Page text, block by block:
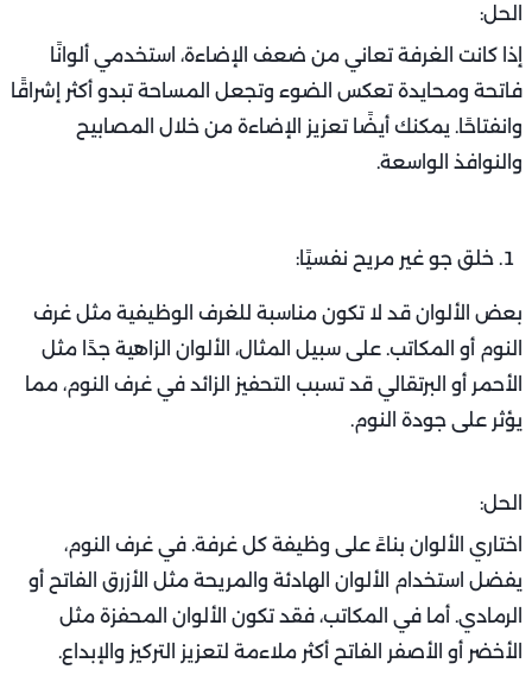
الحل:
إذا كانت الغرفة تعاني من ضعف الإضاءة، استخدمي ألوانًا
فاتحة ومحايدة تعكس الضوء وتجعل المساحة تبدو أكثر إشراقًا
وانفتاحًا. يمكنك أيضًا تعزيز الإضاءة من خلال المصابيح
والنوافذ الواسعة.
خلق جو غير مريح نفسيًا:
بعض الألوان قد لا تكون مناسبة للغرف الوظيفية مثل غرف
النوم أو المكاتب. على سبيل المثال، الألوان الزاهية جدًا مثل
الأحمر أو البرتقالي قد تسبب التحفيز الزائد في غرف النوم، مما
يؤثر على جودة النوم.
الحل:
اختاري الألوان بناءً على وظيفة كل غرفة. في غرف النوم،
يفضل استخدام الألوان الهادئة والمريحة مثل الأزرق الفاتح أو
الرمادي. أما في المكاتب، فقد تكون الألوان المحفزة مثل
الأخضر أو الأصفر الفاتح أكثر ملاءمة لتعزيز التركيز والإبداع.